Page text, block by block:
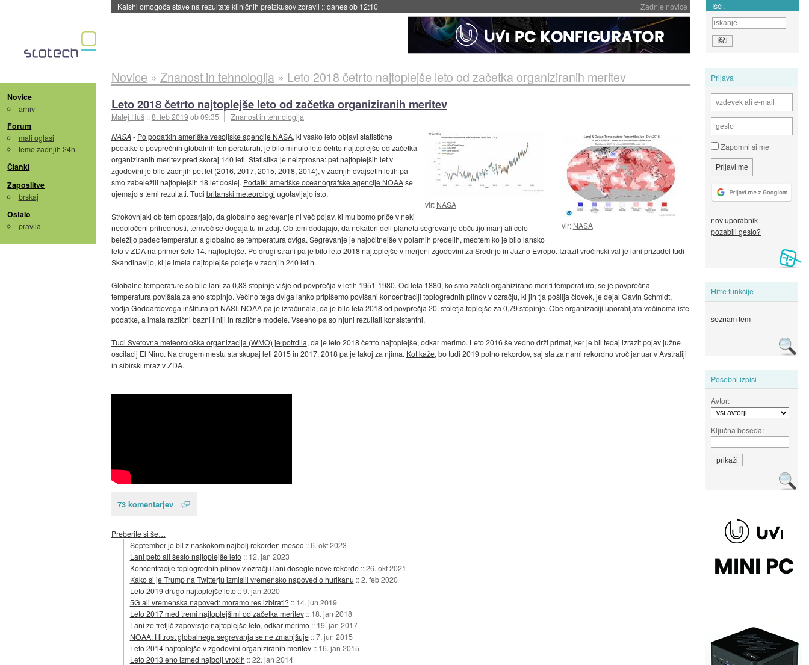
Zadnje novice
Sandisk že prodal več kot polovico SSD-jev za naslednji dve leti::danes ob 11:37 Išči:
Novice
arhiv
Forum
mali oglasi
teme zadnjih 24h
Članki
Zaposlitve
brskaj
Ostalo
pravila
Prijava
Zapomni si me
nov uporabnik
pozabili geslo?
Hitre funkcije
seznam tem
Posebni izpisi
Avtor:
Ključna beseda:
Novice » Znanost in tehnologija» Leto 2018 četrto najtoplejše leto od začetka organiziranih meritev
Leto 2018 četrto najtoplejše leto od začetka organiziranih meritev
Matej Huš ::8. feb 2019ob 09:35 Znanost in tehnologija
vir: NASA
vir: NASA
NASA- Po podatkih ameriške vesoljske agencije NASA, ki vsako leto objavi statistične
podatke o povprečnih globalnih temperaturah, je bilo minulo leto četrto najtoplejše od začetka
organiziranih meritev pred skoraj 140 leti. Statistika je neizprosna: pet najtoplejših let v
zgodovini je bilo zadnjih pet let (2016, 2017, 2015, 2018, 2014), v zadnjih dvajsetih letih pa
smo zabeležili najtoplejših 18 let doslej. Podatki ameriške oceanografske agencije NOAAse
ujemajo s temi rezultati. Tudi britanski meteorologi ugotavljajo isto.
Strokovnjaki ob tem opozarjajo, da globalno segrevanje ni več pojav, ki mu bomo priče v neki
nedoločeni prihodnosti, temveč se dogaja tu in zdaj. Ob tem dodajajo, da nekateri deli planeta segrevanje občutijo manj ali celo
beležijo padec temperatur, a globalno se temperatura dviga. Segrevanje je najočitnejše v polarnih predelih, medtem ko je bilo lansko
leto v ZDA na primer šele 14. najtoplejše. Po drugi strani pa je bilo leto 2018 najtoplejše v merjeni zgodovini za Srednjo in Južno Evropo. Izrazit vročinski val je lani prizadel tudi
Skandinavijo, ki je imela najtoplejše poletje v zadnjih 240 letih.
Globalne temperature so bile lani za 0,83 stopinje višje od povprečja v letih 1951-1980. Od leta 1880, ko smo začeli organizirano meriti temperaturo, se je povprečna
temperatura povišala za eno stopinjo. Večino tega dviga lahko pripišemo povišani koncentraciji toplogrednih plinov v ozračju, ki jih tja pošilja človek, je dejal Gavin Schmidt,
vodja Goddardovega inštituta pri NASI. NOAA pa je izračunala, da je bilo leta 2018 od povprečja 20. stoletja toplejše za 0,79 stopinje. Obe organizaciji uporabljata večinoma iste
podatke, a imata različni bazni liniji in različne modele. Vseeno pa so njuni rezultati konsistentni.
Tudi Svetovna meteorološka organizacija (WMO) je potrdila, da je leto 2018 četrto najtoplejše, odkar merimo. Leto 2016 še vedno drži primat, ker je bil tedaj izrazit pojav južne
oscilacij El Nino. Na drugem mestu sta skupaj leti 2015 in 2017, 2018 pa je takoj za njima. Kot kaže, bo tudi 2019 polno rekordov, saj sta za nami rekordno vroč januar v Avstraliji
in sibirski mraz v ZDA.
73 komentarjev
Preberite si še…
September je bil z naskokom najbolj rekorden mesec ::6. okt 2023
Lani peto ali šesto najtoplejše leto :: 12. jan 2023
Koncentracije toplogrednih plinov v ozračju lani dosegle nove rekorde ::26. okt 2021
Kako si je Trump na Twitterju izmislil vremensko napoved o hurikanu ::2. feb 2020
Leto 2019 drugo najtoplejše leto ::9. jan 2020
5G ali vremenska napoved: moramo res izbirati? :: 14. jun 2019
Leto 2017 med tremi najtoplejšimi od začetka meritev :: 18. jan 2018
Lani že tretjič zapovrstjo najtoplejše leto, odkar merimo :: 19. jan 2017
NOAA: Hitrost globalnega segrevanja se ne zmanjšuje ::7. jun 2015
Leto 2014 najtoplejše v zgodovini organiziranih meritev :: 16. jan 2015
Leto 2013 eno izmed najbolj vročih ::22. jan 2014